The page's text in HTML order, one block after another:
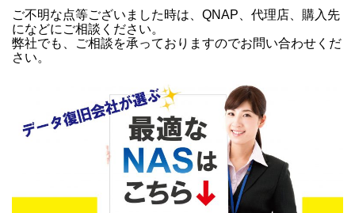
ご不明な点等ございました時は、QNAP、代理店、購入先
になどにご相談ください。
弊社でも、ご相談を承っておりますのでお問い合わせくだ
さい。